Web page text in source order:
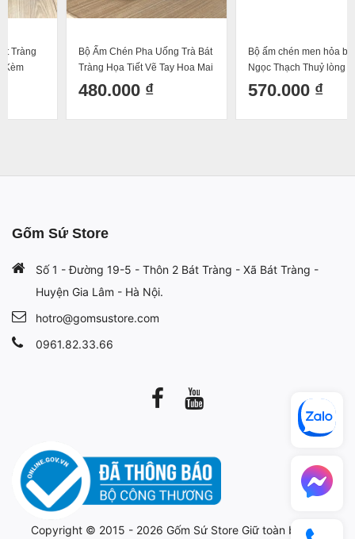
Bộ Ấm Chén Pha Uống Trà Bát
Tràng Họa Tiết Vẽ Tay Hoa Mai
– Dáng Ấm Vuông Độc Đáo Cỡ
480.000 ₫
Bộ ấm chén men hỏa biến Men
Ngọc Thạch Thuỷ lòng xanh
dáng thiên nga cao cấp Bát
570.000 ₫
Gốm Sứ Store
Số 1 - Đường 19-5 - Thôn 2 Bát Tràng - Xã Bát Tràng -
Huyện Gia Lâm - Hà Nội.
hotro@gomsustore.com
0961.82.33.66
Copyright © 2015 - 2026 Gốm Sứ StoreGiữ toàn bộ bản